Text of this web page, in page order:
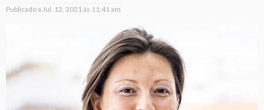
Publicado a Jul. 12, 2021 às 11:41 am